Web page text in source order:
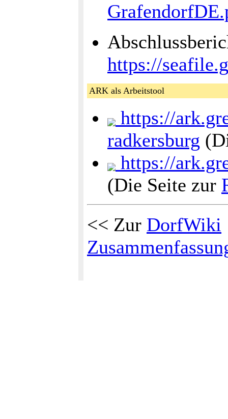
https://
ARK als Arbeitstool
https://
radkersburg
https://
(Die Seite zur
<< Zur DorfWiki